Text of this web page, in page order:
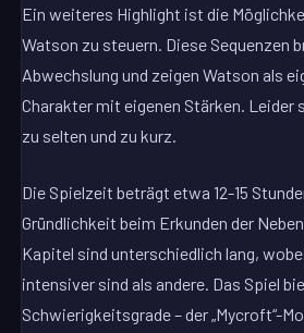
Ein weiteres Highlight ist die
Watson zu steuern. Diese Sequenzen
Abwechslung und zeigen Watson als
Charakter mit eigenen Stärken. Leider
zu selten und zu kurz.
Die Spielzeit beträgt etwa 12-15
Gründlichkeit beim Erkunden der
Kapitel sind unterschiedlich lang,
intensiver sind als andere. Das Spiel
Schwierigkeitsgrade – der „Mycroft“-